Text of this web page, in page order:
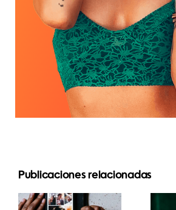
Publicaciones relacionadas
Las mejores
apps para